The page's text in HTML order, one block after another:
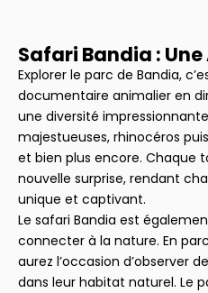
Safari Bandia :
Explorer le parc de Bandia,
documentaire animalier en
une diversité
majestueuses, rhinocéros
et bien plus encore. Chaque
nouvelle surprise, rendant
unique et captivant.
Le safari Bandia est
connecter à la nature. En
aurez l’occasion d’observer
dans leur habitat naturel. Le